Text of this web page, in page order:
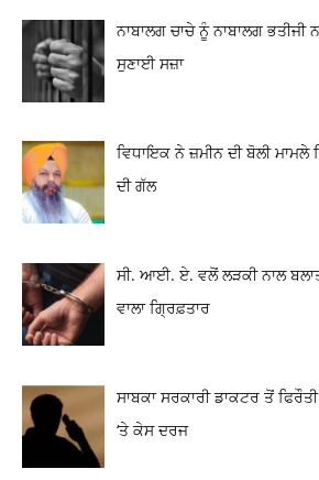
ਨਾਬਾਲਗ ਚਾਚੇ ਨੂੰ ਨਾਬਾਲਗ ਭਤੀਜੀ
ਸੁਣਾਈ ਸਜ਼ਾ
ਵਿਧਾਇਕ ਨੇ ਜ਼ਮੀਨ ਦੀ ਬੋਲੀ
ਦੀ ਗੱਲ
ਸੀ. ਆਈ. ਏ. ਵਲੋਂ ਲੜਕੀ ਨਾਲ
ਵਾਲਾ ਗ੍ਰਿਫ਼ਤਾਰ
ਸਾਬਕਾ ਸਰਕਾਰੀ ਡਾਕਟਰ ਤੋਂ
‘ਤੇ ਕੇਸ ਦਰਜ